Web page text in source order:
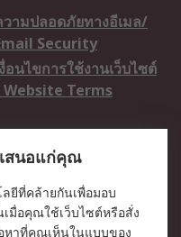
วามปลอดภัยทางอีเมล/
Security
อนไขการใช้งานเว็บไซต์
Terms
วประชาสัมพันธ์ / Press
สนอแก่คุณ
ยีที่คล้ายกันเพื่อมอบ
มื่อคุณใช้เว็บไซต์หรือสั่ง
หาที่คุณเห็นในแบบของ